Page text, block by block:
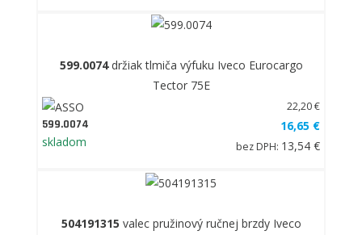
599.0074držiak tlmiča výfuku Iveco Eurocargo
Tector 75E
599.0074
skladom
22,20 €
16,65 €
bez DPH: 13,54 €
504191315 valec pružinový ručnej brzdy Iveco